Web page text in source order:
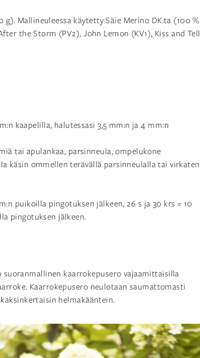
g). Mallineuleessa käytetty Säie Merino DK:ta (100 %
the Storm (PV2), John Lemon (KV1), Kiss and Tell
kaapelilla, halutessasi 3,5 mm:n ja 4 mm:n
tai apulankaa, parsinneula, ompelukone
käsin ommellen terävällä parsinneulalla tai virkaten
puikoilla pingotuksen jälkeen, 26 s ja 30 krs = 10
pingotuksen jälkeen.
suoranmallinen kaarrokepusero vajaamittaisilla
Kaarrokepusero neulotaan saumattomasti
helmakääntein.